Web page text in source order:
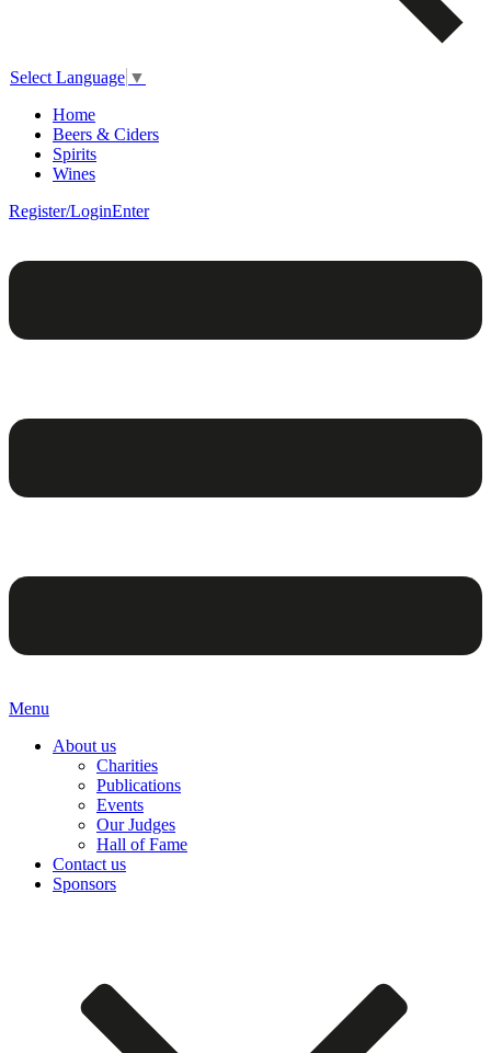
Select Language ▼
Home
Beers & Ciders
Spirits
Wines
Register/LoginEnter
Menu
About us
Charities
Publications
Events
Our Judges
Hall of Fame
Contact us
Sponsors